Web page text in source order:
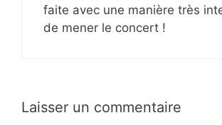
faite avec une manière très
de mener le concert !
Laisser un commentaire